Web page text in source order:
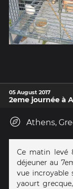
05 August 2017
2eme journée à
Athens,
Ce matin levé
déjeuner au
vue incroyable
yaourt